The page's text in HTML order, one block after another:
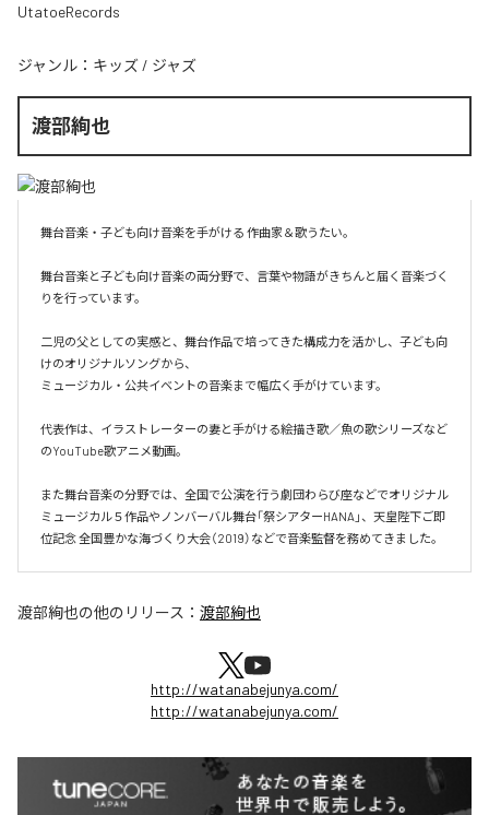
UtatoeRecords
ジャンル： キッズ / ジャズ
渡部絢也
舞台音楽・子ども向け音楽を手がける 作曲家＆歌うたい。
舞台音楽と子ども向け音楽の両分野で、言葉や物語がきちんと届く音楽づく
りを行っています。
二児の父としての実感と、舞台作品で培ってきた構成力を活かし、子ども向
けのオリジナルソングから、
ミュージカル・公共イベントの音楽まで幅広く手がけています。
代表作は、イラストレーターの妻と手がける絵描き歌／魚の歌シリーズなど
のYouTube歌アニメ動画。
また舞台音楽の分野では、全国で公演を行う劇団わらび座などでオリジナル
ミュージカル５作品やノンバーバル舞台「祭シアターHANA」、天皇陛下ご即
位記念 全国豊かな海づくり大会（2019）などで音楽監督を務めてきました。
渡部絢也の他のリリース： 渡部絢也
http://watanabejunya.com/
http://watanabejunya.com/